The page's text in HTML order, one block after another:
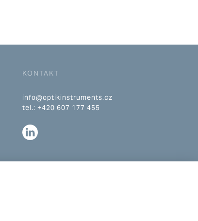
KONTAKT
info@optikinstruments.cz
tel.: +420 607 177 455